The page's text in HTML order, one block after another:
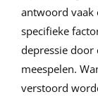
antwoord vaak
specifieke
depressie door
meespelen.
verstoord